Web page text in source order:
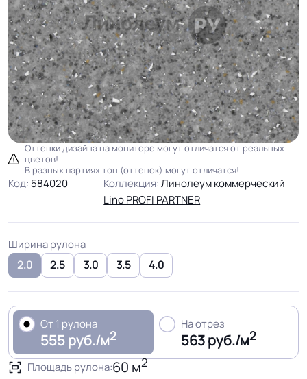
Оттенки дизайна на мониторе могут отличатся от реальных
цветов!
В разных партиях тон (оттенок) могут отличатся!
Код: 584020 Коллекция:Линолеум коммерческий
Lino PROFI PARTNER
Ширина рулона
2.0
2.5 3.0 3.5 4.0
От 1 рулона
555 руб./м2
На отрез
563 руб./м2
Площадь рулона:60 м2